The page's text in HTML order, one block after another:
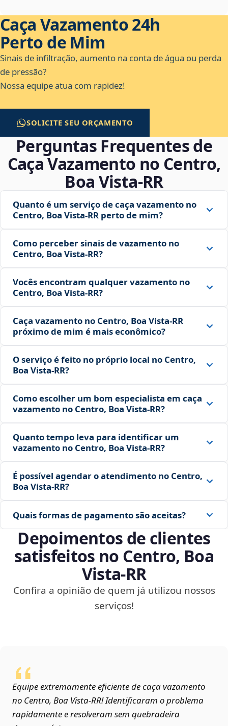
Caça Vazamento 24h
Perto de Mim
Sinais de infiltração, aumento na conta de água ou perda
de pressão?
Nossa equipe atua com rapidez!
SOLICITE SEU ORÇAMENTO
Perguntas Frequentes de
Caça Vazamento no Centro,
Boa Vista‑RR
Quanto é um serviço de caça vazamento no
Centro, Boa Vista‑RR perto de mim?
Como perceber sinais de vazamento no
Centro, Boa Vista‑RR?
Vocês encontram qualquer vazamento no
Centro, Boa Vista‑RR?
Caça vazamento no Centro, Boa Vista‑RR
próximo de mim é mais econômico?
O serviço é feito no próprio local no Centro,
Boa Vista‑RR?
Como escolher um bom especialista em caça
vazamento no Centro, Boa Vista‑RR?
Quanto tempo leva para identificar um
vazamento no Centro, Boa Vista‑RR?
É possível agendar o atendimento no Centro,
Boa Vista‑RR?
Quais formas de pagamento são aceitas?
Depoimentos de clientes
satisfeitos no Centro, Boa
Vista‑RR
Confira a opinião de quem já utilizou nossos
serviços!
Equipe extremamente eficiente de caça vazamento
no Centro, Boa Vista‑RR! Identificaram o problema
rapidamente e resolveram sem quebradeira